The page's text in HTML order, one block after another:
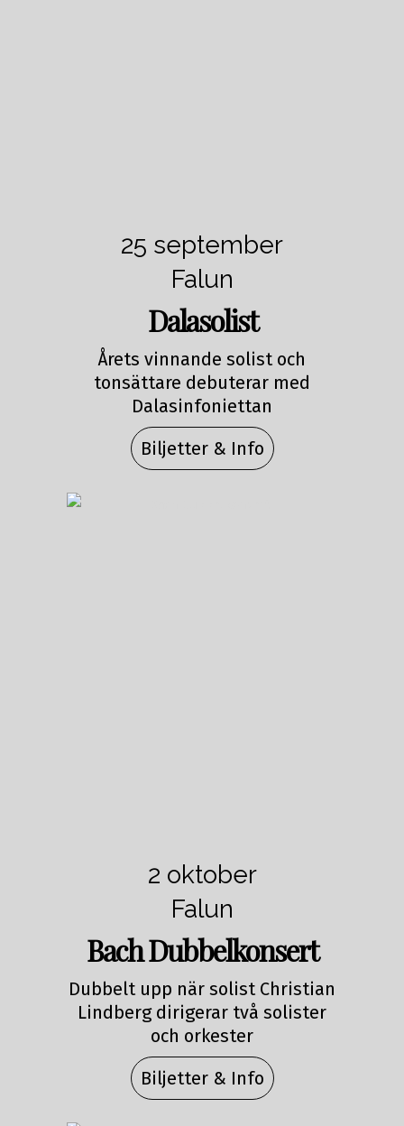
25 september
Falun
Dalasolist
Årets vinnande solist och
tonsättare debuterar med
Dalasinfoniettan
Biljetter & Info
2 oktober
Falun
Bach Dubbelkonsert
Dubbelt upp när solist Christian
Lindberg dirigerar två solister
och orkester
Biljetter & Info